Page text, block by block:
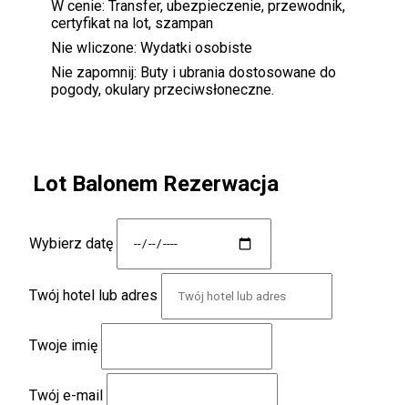
W cenie: Transfer, ubezpieczenie, przewodnik,
certyfikat na lot, szampan
Nie wliczone: Wydatki osobiste
Nie zapomnij: Buty i ubrania dostosowane do
pogody, okulary przeciwsłoneczne.
Lot Balonem Rezerwacja
Wybierz datę
Twój hotel lub adres
Twoje imię
Twój e-mail